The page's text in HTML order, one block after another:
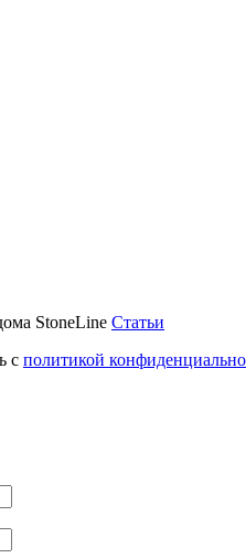
StoneLine Статьи
с политикой